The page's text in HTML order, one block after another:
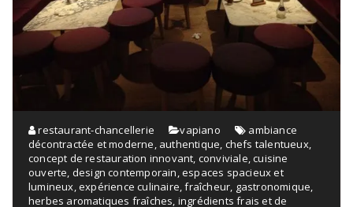
restaurant-chancellerie vapiano
ambiance
décontractée et moderne authentique chefs talentueux,
concept de restauration innovant conviviale ,cuisine
ouverte design contemporain ,espaces spacieux et
lumineux ,expérience culinaire ,fraîcheur gastronomique
herbes aromatiques fraîches ingrédients frais et de